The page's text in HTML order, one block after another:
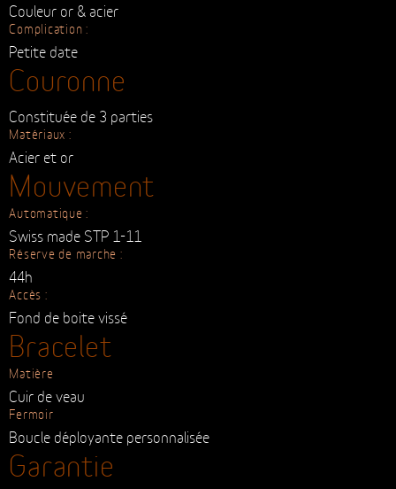
Acier & or fond vissé gravé du logo Timeless
Cadran
Verre :
Saphir (bombé), avec traitement anti-reflet
Réhaut extérieur :
Satiné circulaire anthracite ou matte blanc
Cadran central :
Finition guillochée Roue décorative des heures
apparente
Aiguilles :
Couleur or & acier
Complication :
Petite date
Couronne
Constituée de 3 parties
Matériaux :
Acier et or
Mouvement
Automatique :
Swiss made STP 1-11
Réserve de marche :